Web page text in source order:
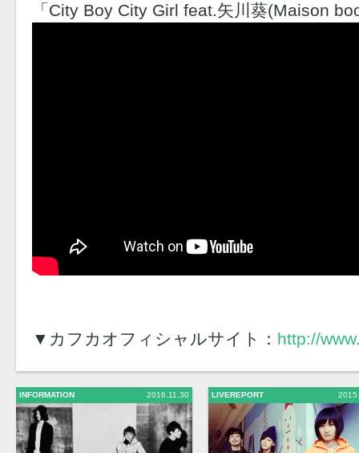
「City Boy City Girl feat.矢川葵(Maison
▼カフカオフィシャルサイト： http://
INFORMATION 2016.11.30 LIVEREPORT